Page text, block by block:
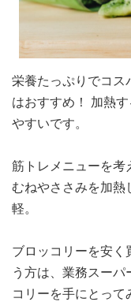
栄養たっぷりでコス
はおすすめ！ 加熱
やすいです。
筋トレメニューを考
むねやささみを加
軽。
ブロッコリーを安く
う方は、業務スー
コリーを手にとって